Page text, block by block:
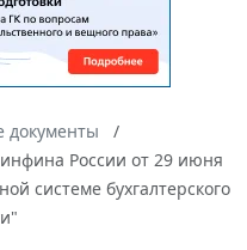
документы
России от 29 июня
системе бухгалтерского